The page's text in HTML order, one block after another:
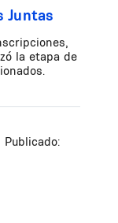
Juntas
la etapa de
Publicado: